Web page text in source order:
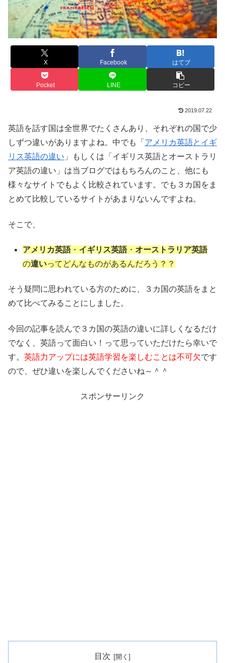
X Facebook はてブ
Pocket LINE コピー
2019.07.22
英語を話す国は全世界でたくさんあり、それぞれの国で少
しずつ違いがありますよね。中でも「 アメリカ英語とイギ
リス英語の違い 」もしくは「イギリス英語とオーストラリ
ア英語の違い」は当ブログではもちろんのこと、他にも
様々なサイトでもよく比較されています。でも３カ国をま
とめて比較しているサイトがあまりないんですよね。
そこで、
アメリカ英語・ イギリス英語・ オーストラリア英語
の違いってどんなものがあるんだろう？？
そう疑問に思われている方のために、３カ国の英語をまと
めて比べてみることにしました。
今回の記事を読んで３カ国の英語の違いに詳しくなるだけ
でなく、英語って面白い！って思っていただけたら幸いで
す。 英語力アップには英語学習を楽しむことは不可欠です
ので、ぜひ違いを楽しんでくださいね～＾＾
スポンサーリンク
目次